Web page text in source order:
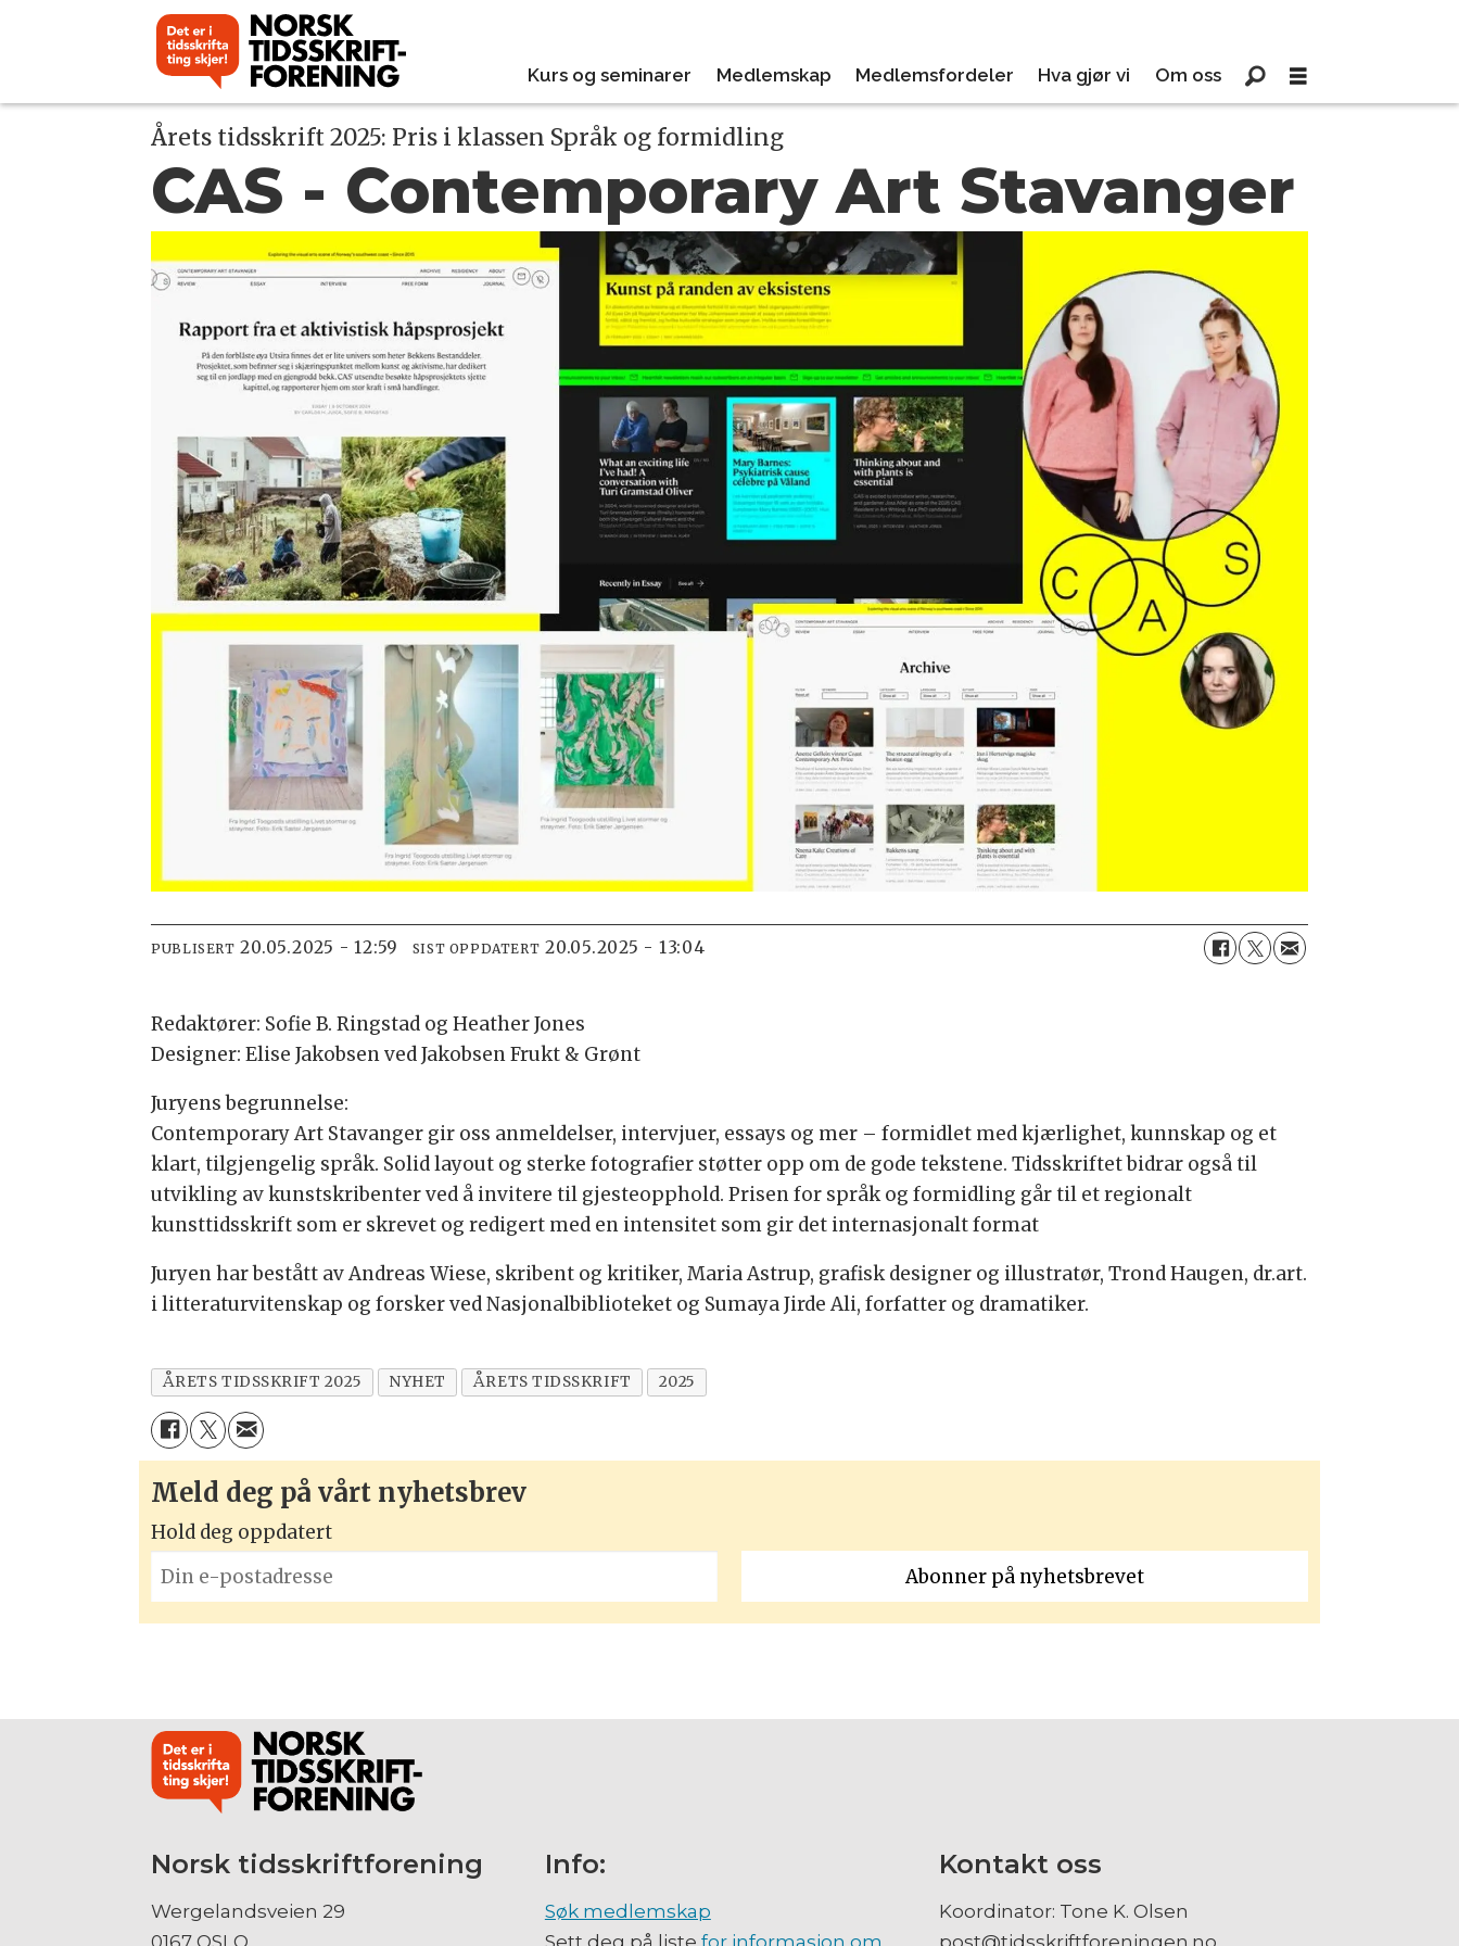
Kurs og seminarer Medlemskap Medlemsfordeler Hva gjør vi Om oss
Årets tidsskrift 2025: Pris i klassen Språk og formidling
CAS - Contemporary Art Stavanger
PUBLISERT 20.05.2025 - 12:59 SIST OPPDATERT 20.05.2025 - 13:04
Redaktører: Sofie B. Ringstad og Heather Jones
Designer: Elise Jakobsen ved Jakobsen Frukt & Grønt
Juryens begrunnelse:
Contemporary Art Stavanger gir oss anmeldelser, intervjuer, essays og mer – formidlet med kjærlighet, kunnskap og et
klart, tilgjengelig språk. Solid layout og sterke fotografier støtter opp om de gode tekstene. Tidsskriftet bidrar også til
utvikling av kunstskribenter ved å invitere til gjesteopphold. Prisen for språk og formidling går til et regionalt
kunsttidsskrift som er skrevet og redigert med en intensitet som gir det internasjonalt format
Juryen har bestått av Andreas Wiese, skribent og kritiker, Maria Astrup, grafisk designer og illustratør, Trond Haugen, dr.art.
i litteraturvitenskap og forsker ved Nasjonalbiblioteket og Sumaya Jirde Ali, forfatter og dramatiker.
ÅRETS TIDSSKRIFT 2025 NYHET ÅRETS TIDSSKRIFT 2025
Meld deg på vårt nyhetsbrev
Hold deg oppdatert
Norsk tidsskriftforening
Wergelandsveien 29
0167 OSLO
Info:
Søk medlemskap
Sett deg på liste for informasjon om
Kontakt oss
Koordinator: Tone K. Olsen
post@tidsskriftforeningen.no